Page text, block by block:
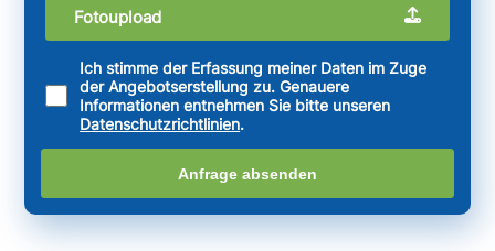
Fotoupload
Ich stimme der Erfassung meiner Daten im Zuge
der Angebotserstellung zu. Genauere
Informationen entnehmen Sie bitte unseren
Datenschutzrichtlinien.
Anfrage absenden